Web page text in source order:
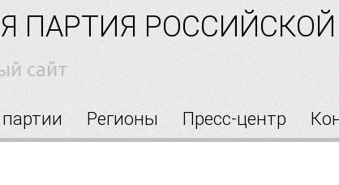
ПАРТИЯ
сайт
Регионы Пресс-центр